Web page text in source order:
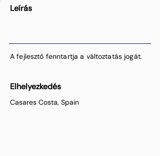
Leírás
A fejlesztő fenntartja a változtatás jogát.
Elhelyezkedés
Casares Costa, Spain